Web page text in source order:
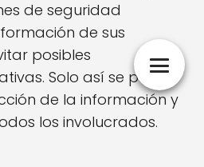
de seguridad
de sus
posibles
Solo así se podrá
de la información y
los involucrados.